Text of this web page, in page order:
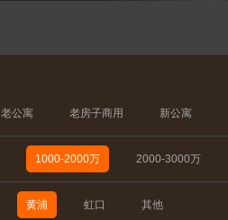
老公寓 老房子商用 新公寓
1000-2000万 2000-3000万
黄浦 虹口 其他